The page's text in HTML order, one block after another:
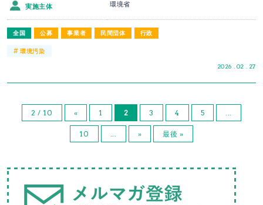
全国 公募 事業者 民間団体 行政
2026 . 02 . 27
実施主体 環境省
#環境汚染
2 / 10 « 1 2 3 4 5
10 » 最後 »